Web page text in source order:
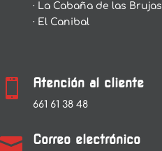
· La Cabaña de las Brujas
· El Canibal
 Atención al cliente
661 61 38 48
 Correo electrónico